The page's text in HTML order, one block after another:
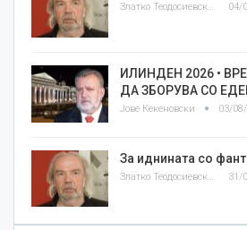
Златко Теодосиевски 04/
ИЛИНДЕН 2026 •
ДА ЗБОРУВА СО
Јове Кекеновски 03/
За иднината со
31/